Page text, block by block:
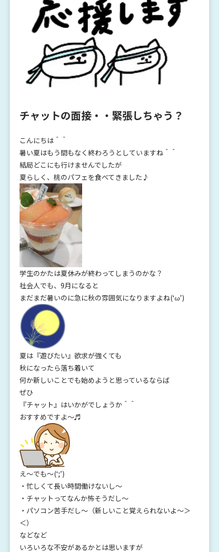
チャットの面接・・緊張しちゃう？
こんにちは＾＾
暑い夏はもう間もなく終わろうとしていますね＾＾
結局どこにも行けませんでしたが
夏らしく、桃のパフェを食べてきました♪
学生のかたは夏休みが終わってしまうのかな？
社会人でも、9月になると
まだまだ暑いのに急に秋の雰囲気になりますよね(‘ω’)
夏は『遊びたい』欲求が強くても
秋になったら落ち着いて
何か新しいことでも始めようと思っているならば
ぜひ
『チャット』はいかがでしょうか＾＾
おすすめですよ～♬
え～でも～(‘;’)
・忙しくて長い時間働けないし～
・チャットってなんか怖そうだし～
・パソコン苦手だし～（新しいこと覚えられないよ～＞
＜）
などなど
いろいろな不安があるかとは思いますが